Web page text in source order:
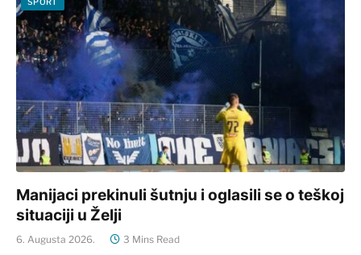
Manijaci prekinuli šutnju i oglasili se o teškoj
situaciji u Želji
6. Augusta 2026. 3 Mins Read